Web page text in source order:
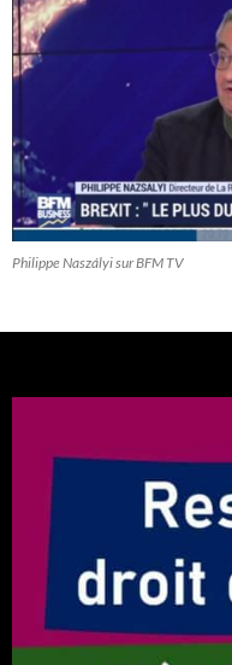
Philippe Naszályi sur BFM TV